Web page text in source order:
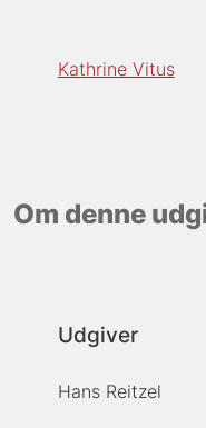
Kathrine Vitus
Om denne
Udgiver
Hans Reitzel